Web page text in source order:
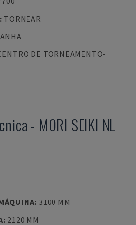
: TORNEAR
DE TORNEAMENTO-
- MORI SEIKI NL
: 3100 MM
: 2120 MM